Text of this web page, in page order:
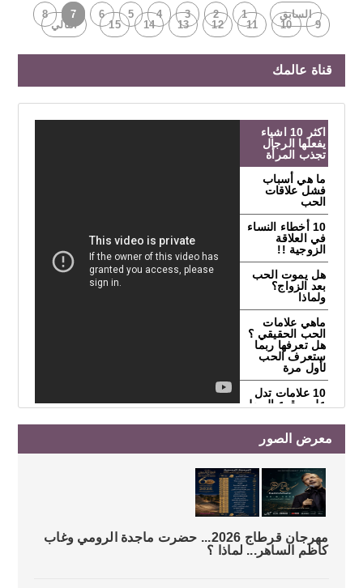
السابق 1
2
3
4
5
6
7
8
9
10
11
12
13
14
15 التالي
قناة عالمك
اكثر 10 اشياء
يفعلها الرجال
تجذب المرأة
ما هي أسباب
فشل علاقات
الحب
10 أخطاء النساء
في العلاقة
الزوجية !!
هل يموت الحب
بعد الزواج؟
ولماذا
ماهي علامات
الحب الحقيقي ؟
هل تعرفها ربما
ستعرف الحب
لأول مرة
10 علامات تدل
على وقوع الرجل
كيف تجعل الناس
تحبك خلال 90
4 أسباب غير
متوقعه لخيانة
زوجك لكِ
خمس علامات
تكشف خيانة
زوجك لك
معرض الصور
مهرجان قرطاج 2026... حضرت ماجدة الرومي وغاب
كاظم الساهر... لماذا ؟